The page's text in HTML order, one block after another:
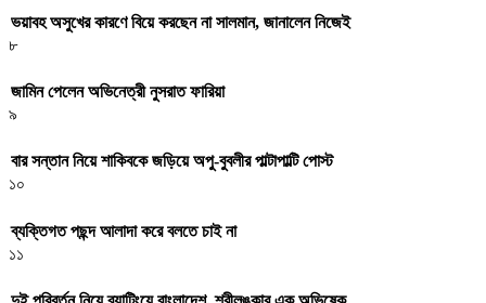
ভয়াবহ অসুখের কারণে বিয়ে করছেন না সালমান, জানালেন নিজেই
৮
জামিন পেলেন অভিনেত্রী নুসরাত ফারিয়া
৯
বার সন্তান নিয়ে শাকিবকে জড়িয়ে অপু-বুবলীর পাল্টাপাল্টি পোস্ট
১০
ব্যক্তিগত পছন্দ আলাদা করে বলতে চাই না
১১